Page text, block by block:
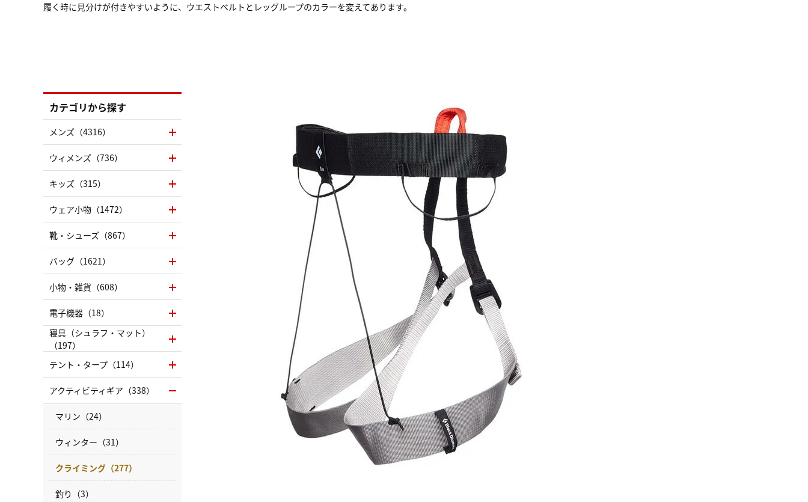
履く時に見分けが付きやすいように、ウエストベルトとレッグループのカラーを変えてあります。
カテゴリから探す
メンズ（4316）
ウィメンズ（736）
キッズ（315）
ウェア小物（1472）
靴・シューズ（867）
バッグ（1621）
小物・雑貨（608）
電子機器（18）
寝具（シュラフ・マット）
（197）
テント・タープ（114）
アクティビティギア（338）
マリン（24）
ウィンター（31）
クライミング（277）
釣り（3）